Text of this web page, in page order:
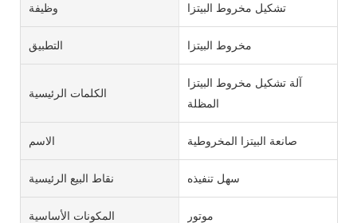
وظيفة تشكيل مخروط البيتزا
التطبيق مخروط البيتزا
الكلمات الرئيسية
آلة تشكيل مخروط البيتزا
المظلة
الاسم صانعة البيتزا المخروطية
نقاط البيع الرئيسية سهل تنفيذه
المكونات الأساسية موتور